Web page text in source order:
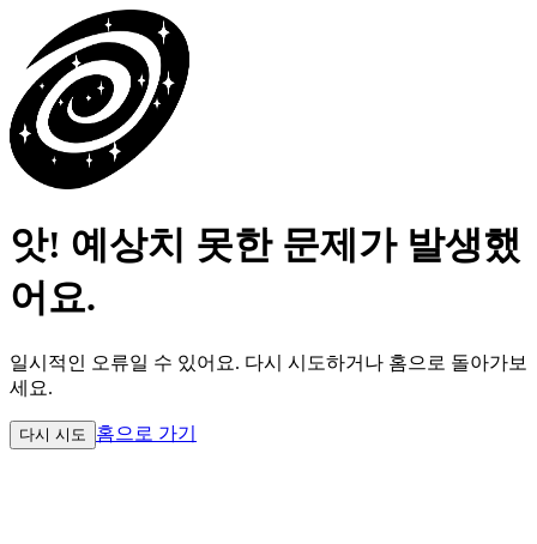
앗! 예상치 못한 문제가 발생했
어요.
일시적인 오류일 수 있어요. 다시 시도하거나 홈으로 돌아가보
세요.
다시 시도 홈으로 가기